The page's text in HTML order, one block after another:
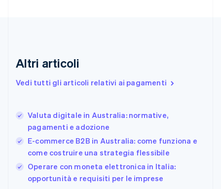
Altri articoli
Vedi tutti gli articoli relativi ai pagamenti
Valuta digitale in Australia: normative,
pagamenti e adozione
E-commerce B2B in Australia: come funziona e
come costruire una strategia flessibile
Operare con moneta elettronica in Italia:
opportunità e requisiti per le imprese
EnglishSvenska
FrançaisEnglish
Giappone
日本語English
English
Grecia
English
India
English